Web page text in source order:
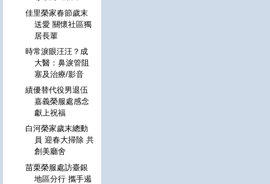
佳里榮家春節歲末
送愛 關懷社區獨
居長輩
時常淚眼汪汪？成
大醫：鼻淚管阻
塞及治療/影音
績優替代役男退伍
嘉義榮服處感念
獻上祝福
白河榮家歲末總動
員 迎春大掃除 共
創美廳舍
苗栗榮服處訪臺銀
地區分行 攜手遏